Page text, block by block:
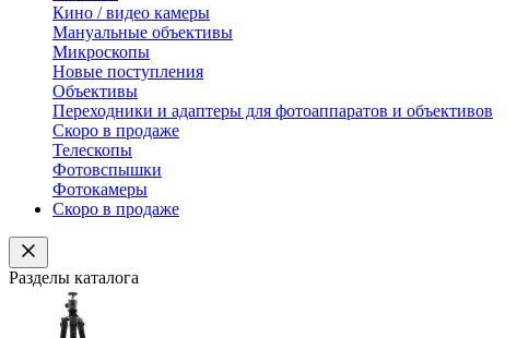
Кино / видео камеры
Мануальные объективы
Микроскопы
Новые поступления
Объективы
Переходники и адаптеры для фотоаппаратов и объективов
Скоро в продаже
Телескопы
Фотовспышки
Фотокамеры
Скоро в продаже
Разделы каталога